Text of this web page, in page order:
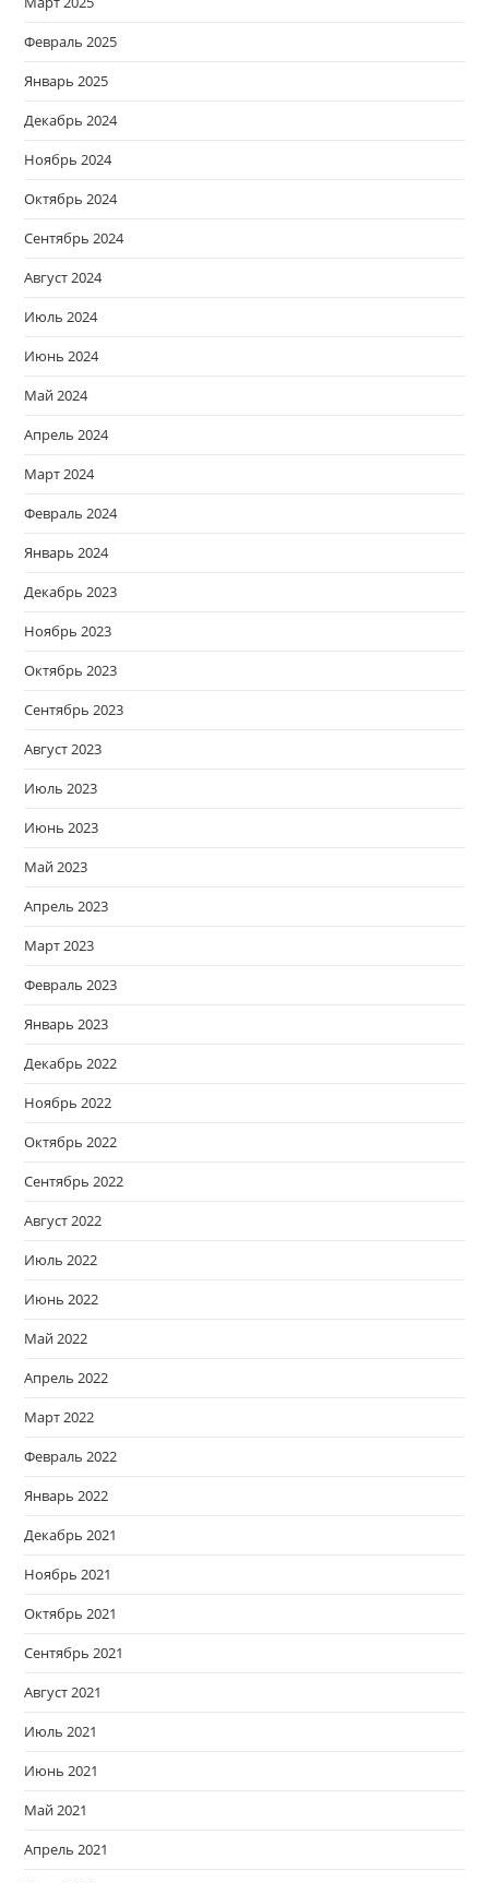
Февраль 2025
Январь 2025
Декабрь 2024
Ноябрь 2024
Октябрь 2024
Сентябрь 2024
Август 2024
Июль 2024
Июнь 2024
Май 2024
Апрель 2024
Март 2024
Февраль 2024
Январь 2024
Декабрь 2023
Ноябрь 2023
Октябрь 2023
Сентябрь 2023
Август 2023
Июль 2023
Июнь 2023
Май 2023
Апрель 2023
Март 2023
Февраль 2023
Январь 2023
Декабрь 2022
Ноябрь 2022
Октябрь 2022
Сентябрь 2022
Август 2022
Июль 2022
Июнь 2022
Май 2022
Апрель 2022
Март 2022
Февраль 2022
Январь 2022
Декабрь 2021
Ноябрь 2021
Октябрь 2021
Сентябрь 2021
Август 2021
Июль 2021
Июнь 2021
Май 2021
Апрель 2021